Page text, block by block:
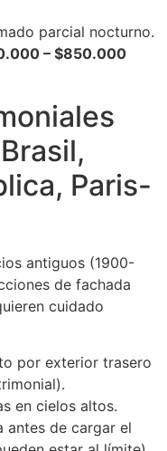
parcial nocturno.
– $850.000
Paris-
antiguos (1900-
de fachada
cuidado
por exterior trasero
en cielos altos.
antes de cargar el